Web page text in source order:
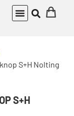
S+H Nolting
S+H